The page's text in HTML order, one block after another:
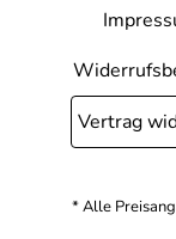
kann ich
den Link
Vertrag
* Alle